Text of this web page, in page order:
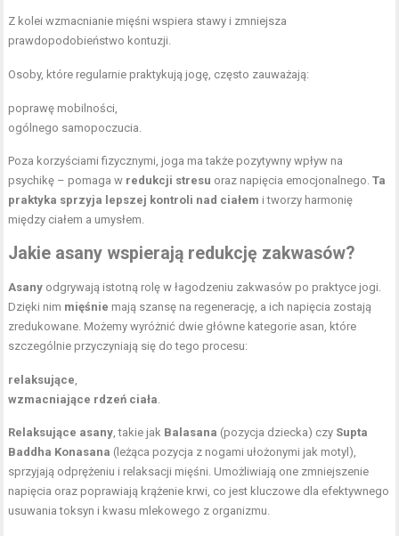
Z kolei wzmacnianie mięśni wspiera stawy i zmniejsza
prawdopodobieństwo kontuzji.
Osoby, które regularnie praktykują jogę, często zauważają:
poprawę mobilności,
ogólnego samopoczucia.
Poza korzyściami fizycznymi, joga ma także pozytywny wpływ na
psychikę – pomaga w redukcji stresu oraz napięcia emocjonalnego.Ta
praktyka sprzyja lepszej kontroli nad ciałem i tworzy harmonię
między ciałem a umysłem.
Jakie asany wspierają redukcję zakwasów?
Asany odgrywają istotną rolę w łagodzeniu zakwasów po praktyce jogi.
Dzięki nim mięśnie mają szansę na regenerację, a ich napięcia zostają
zredukowane. Możemy wyróżnić dwie główne kategorie asan, które
szczególnie przyczyniają się do tego procesu:
relaksujące
wzmacniające rdzeń ciała
Relaksujące asany , takie jak Balasana (pozycja dziecka) czy Supta
Baddha Konasana (leżąca pozycja z nogami ułożonymi jak motyl),
sprzyjają odprężeniu i relaksacji mięśni. Umożliwiają one zmniejszenie
napięcia oraz poprawiają krążenie krwi, co jest kluczowe dla efektywnego
usuwania toksyn i kwasu mlekowego z organizmu.